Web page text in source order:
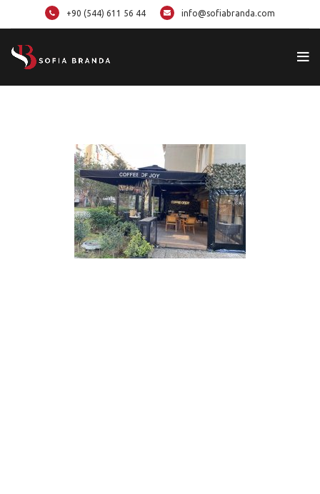
+90 (544) 611 56 44 info@sofiabranda.com